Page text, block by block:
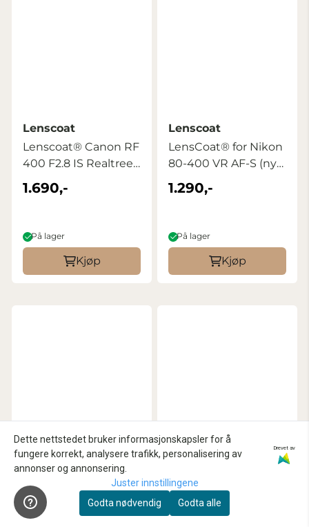
Lenscoat
Lenscoat® Canon RF
400 F2.8 IS Realtree
Max5
1.690,-
På lager
Kjøp
Lenscoat
LensCoat® for Nikon
80-400 VR AF-S (ny
modell) ...
1.290,-
På lager
Kjøp
Dette nettstedet bruker informasjonskapsler for å
fungere korrekt, analysere trafikk, personalisering av
annonser og annonsering.
Drevet av
Juster innstillingene
Godta nødvendig
Godta alle